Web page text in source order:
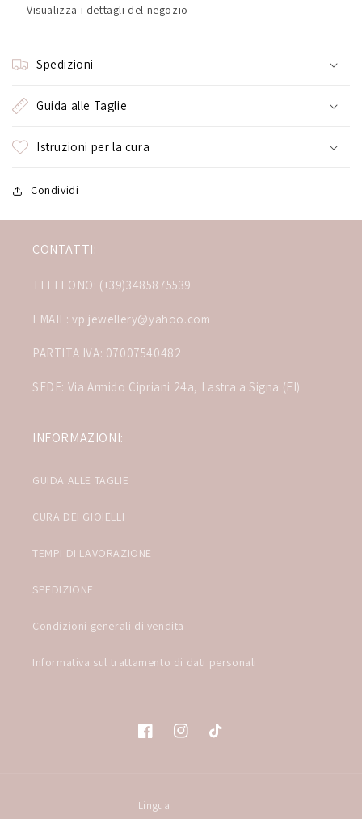
Visualizza i dettagli del negozio
Spedizioni
Guida alle Taglie
Istruzioni per la cura
Condividi
CONTATTI:
TELEFONO: (+39)3485875539
EMAIL: vp.jewellery@yahoo.com
PARTITA IVA: 07007540482
SEDE: Via Armido Cipriani 24a, Lastra a Signa (FI)
INFORMAZIONI:
GUIDA ALLE TAGLIE
CURA DEI GIOIELLI
TEMPI DI LAVORAZIONE
SPEDIZIONE
Condizioni generali di vendita
Informativa sul trattamento di dati personali
FacebookInstagramTikTok
Lingua